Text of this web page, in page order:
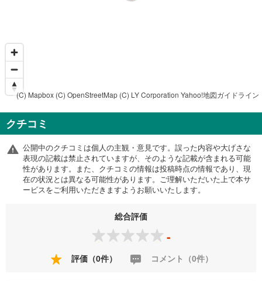
(C) Mapbox (C) OpenStreetMap (C) LY Corporation Yahoo!地図ガイドライン
クチコミ
公開中のクチコミは個人の主観・意見です。誤った内容や大げさな
表現の記載は禁止されていますが、そのような記載が含まれる可能
性があります。また、クチコミの情報は投稿時点の情報であり、現
在の状況とは異なる可能性があります。ご理解いただいた上で本サ
ービスをご利用いただきますようお願いいたします。
総合評価
-
評価（0件） コメント（0件）